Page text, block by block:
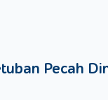
Pecah